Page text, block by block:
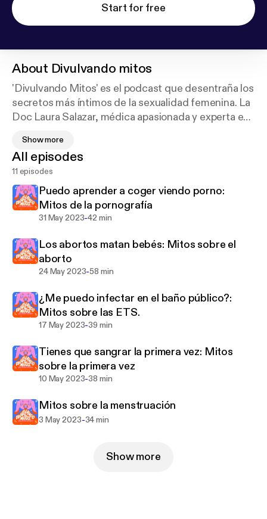
Start for free
About Divulvando mitos
'Divulvando Mitos' es el podcast que desentraña los
secretos más íntimos de la sexualidad femenina. La
Doc Laura Salazar, médica apasionada y experta en
educativo y sin tapujos. Con un enfoque médico y
un toque de humor, la Doc Lau y sus invitados
especiales abordan temas candentes como el olor
vaginal, el punto G y los mitos del sexo anal. Este
espacio no solo resuelve dudas, sino que te
empodera con conocimientos sobre
erotismo. Prepárate para una experiencia auditiva
que combina ciencia, diversión y conversaciones
francas. ¡Descubre tu poder sexual y construye la
vida íntima que siempre has deseado con
'Divulvando Mitos'! ¡Manos a la vulva y a disfrutar!
Show more
All episodes
11 episodes
Puedo aprender a coger viendo porno:
Mitos de la pornografía
31 May 2023-42 min
Los abortos matan bebés: Mitos sobre el
aborto
24 May 2023-58 min
¿Me puedo infectar en el baño público?:
Mitos sobre las ETS.
17 May 2023-39 min
Tienes que sangrar la primera vez: Mitos
sobre la primera vez
10 May 2023-38 min
Mitos sobre la menstruación
3 May 2023-34 min
Show more